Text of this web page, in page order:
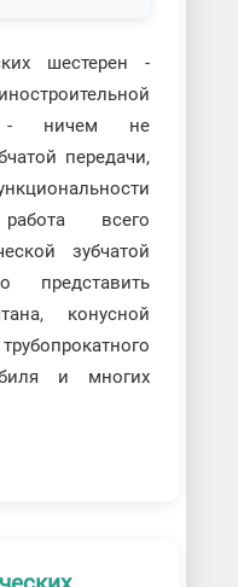
шестерен -
- ничем не
передачи,
всего
зубчатой
представить
конусной
и многих